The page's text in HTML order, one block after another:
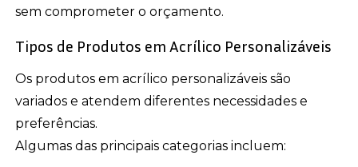
sem comprometer o orçamento.
Tipos de Produtos em Acrílico Personalizáveis
Os produtos em acrílico personalizáveis são
variados e atendem diferentes necessidades e
preferências.
Algumas das principais categorias incluem: